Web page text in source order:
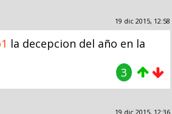
19 dic 2015, 12:58
la decepcion del año en la
3
19 dic 2015, 12:36